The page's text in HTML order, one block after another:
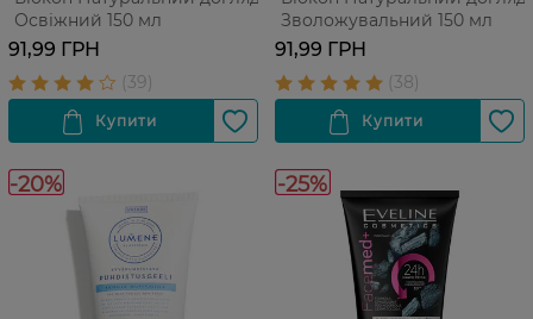
Освіжний 150 мл
91,99 ГРН
Зволожувальний 150 мл
91,99 ГРН
-20% -25%